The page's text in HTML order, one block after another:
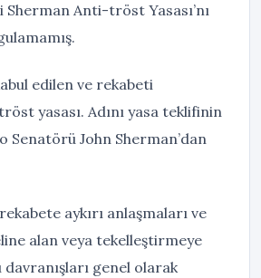
Anti-tröst Yasası’nı
edilen ve rekabeti
yasası. Adını yasa teklifinin
Senatörü John Sherman’dan
aykırı anlaşmaları ve
alan veya tekelleştirmeye
davranışları genel olarak